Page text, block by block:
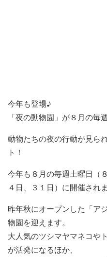
今年も登場♪
「夜の動物園」が８月の毎
動物たちの夜の行動が見ら
ト！
今年も８月の毎週土曜日（
４日、３１日）に開催されま
昨年秋にオープンした「ア
物園を迎えます。
大人気のツシマヤマネコや
が活発になるほか、